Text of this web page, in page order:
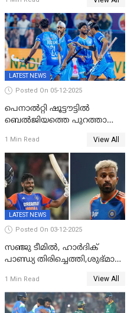
പ്രോട്ടീസിനെതിരെ ജയം,
പരമ്പര
LATEST NEWS
Posted On 05-12-2025
പെനാൽറ്റി ഷൂട്ടൗട്ടിൽ
ബെൽജിയത്തെ പുറത്താക്കി;
ലോകകപ്പിൽ ഇന്ത്യ
സെമിയിൽ
1 Min Read View All
LATEST NEWS
Posted On 03-12-2025
സഞ്ജു ടീമില്‍, ഹാര്‍ദിക്
പാണ്ഡ്യ തിരിച്ചെത്തി,​ശുഭ്മാൻ
ഇല്ല;
ദക്ഷിണാഫ്രിക്കയ്‌ക്കെതിരായ
ടി20 പരമ്പരയ്ക്കുള്ള ഇന്ത്യന്‍
1 Min Read View All